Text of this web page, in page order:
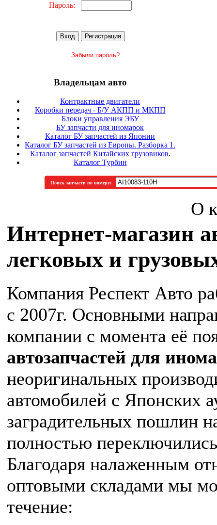
Пароль:
Забыли пароль?
Владельцам авто
Контрактные двигатели
Коробки передач - Б/У АКПП и МКПП
Блоки управления ЭБУ
БУ запчасти для иномарок
Каталог БУ запчастей из Японии
Каталог БУ запчастей из Европы. Разборка 1.
Каталог запчастей Китайских грузовиков.
Каталог Турбин
Поиск запчасти по номеру:
О
Интернет-магазин
легковых и
Компания Респект Авто
с 2007г. Основными
компании с момента её
автозапчастей для
неоригинальных
автомобилей с Японских
заградительных пошлин
полностью
Благодаря налаженным
оптовыми складами мы
течение: